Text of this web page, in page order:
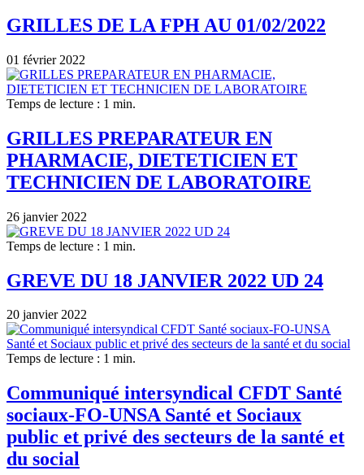
GRILLES DE LA FPH AU 01/02/2022
01 février 2022
Temps de lecture : 1 min.
GRILLES PREPARATEUR EN
PHARMACIE, DIETETICIEN ET
TECHNICIEN DE LABORATOIRE
26 janvier 2022
Temps de lecture : 1 min.
GREVE DU 18 JANVIER 2022 UD 24
20 janvier 2022
Temps de lecture : 1 min.
Communiqué intersyndical CFDT Santé
sociaux-FO-UNSA Santé et Sociaux
public et privé des secteurs de la santé et
du social